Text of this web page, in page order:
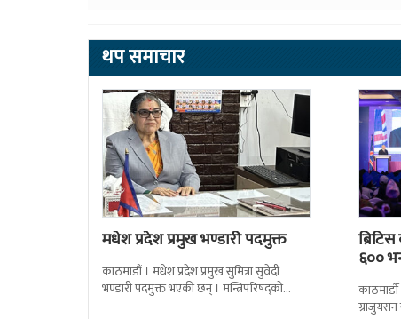
थप समाचार
मधेश प्रदेश प्रमुख भण्डारी पदमुक्त
काठमाडौं । मधेश प्रदेश प्रमुख सुमित्रा सुवेदी
भण्डारी पदमुक्त भएकी छन् । मन्त्रिपरिषद्को
६००